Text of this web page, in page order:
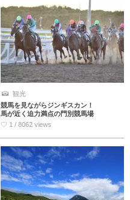
観光
競馬を見ながらジンギスカン！
馬が近く迫力満点の門別競馬場
♡ 1 / 8062 views